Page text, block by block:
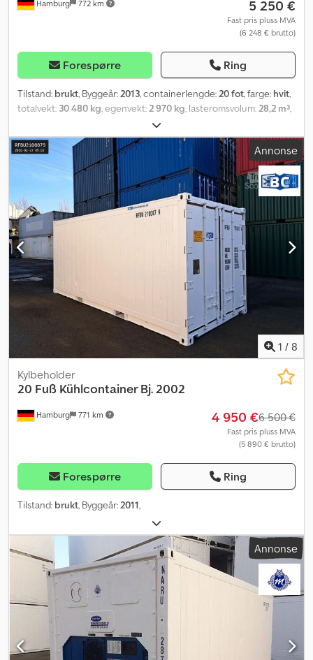
Hamburg 772 km 5 250 €
Fast pris pluss MVA
(6 248 € brutto)
Forespørre Ring
Tilstand: brukt, Byggeår: 2013, containerlengde: 20 fot, farge: hvit,
totalvekt: 30 480 kg , egenvekt: 2 970 kg , lasteromsvolum: 28,2 m³
, lasteromslengde:
lasteromshøyde:2 246 mm,
Annonse
1 / 8
Hamburg 771 km
Kylbeholder
20 Fuß Kühlcontainer Bj. 2002
4 950 €6 500 €
Fast pris pluss MVA
(5 890 € brutto)
Forespørre Ring
Tilstand: brukt, Byggeår:2011,
Annonse